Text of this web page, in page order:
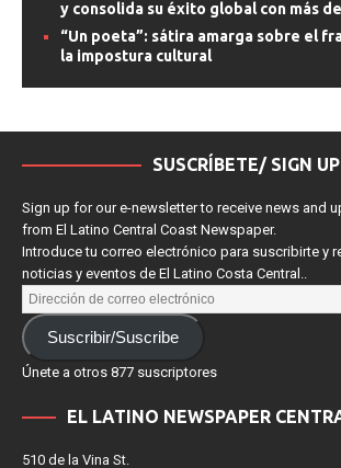
y consolida su éxito global con más de
“Un poeta”: sátira amarga sobre el
la impostura cultural
SUSCRÍBETE/ SIGN UP
Sign up for our e-newsletter to receive news and
from El Latino Central Coast Newspaper.
Introduce tu correo electrónico para suscribirte y
noticias y eventos de El Latino Costa Central..
Únete a otros 877 suscriptores